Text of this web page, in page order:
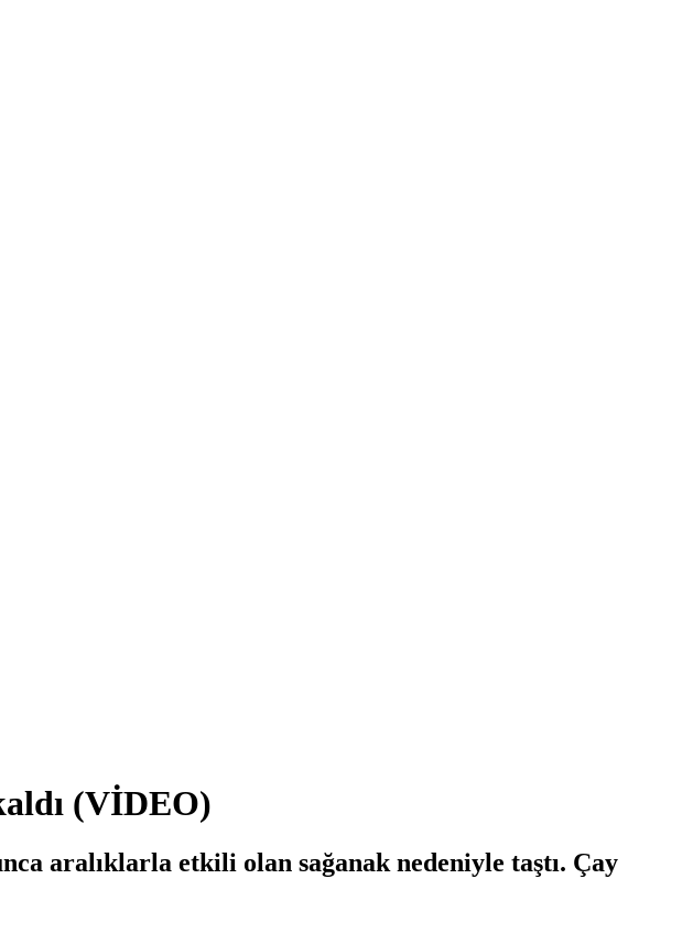
(VİDEO)
aralıklarla etkili olan sağanak nedeniyle taştı. Çay